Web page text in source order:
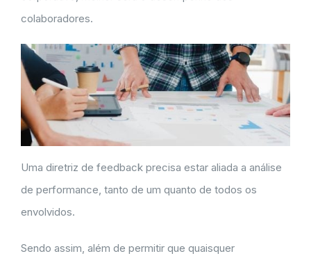
colaboradores.
Uma diretriz de feedback precisa estar aliada a análise
de performance, tanto de um quanto de todos os
envolvidos.
Sendo assim, além de permitir que quaisquer